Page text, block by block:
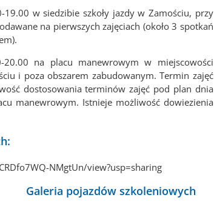
w siedzibie szkoły jazdy w Zamościu, przy
na pierwszych zajęciach (około 3 spotkań
na placu manewrowym w miejscowości
i poza obszarem zabudowanym. Termin zajęć
dostosowania terminów zajęć pod plan dnia
manewrowym. Istnieje możliwość dowiezienia
NMgtUn/view?usp=sharing
Galeria pojazdów szkoleniowych